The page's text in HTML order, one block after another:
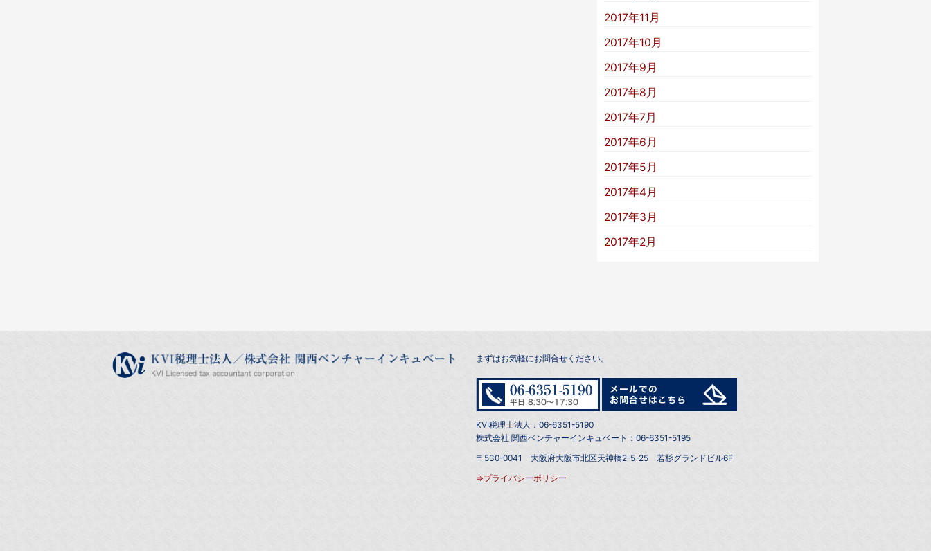
2017年11月
2017年10月
2017年9月
2017年8月
2017年7月
2017年6月
2017年5月
2017年4月
2017年3月
2017年2月
まずはお気軽にお問合せください。
KVI税理士法人：06-6351-5190
株式会社 関西ベンチャーインキュベート：06-6351-5195
〒530-0041 大阪府大阪市北区天神橋2-5-25 若杉グランドビル6F
⇒プライバシーポリシー